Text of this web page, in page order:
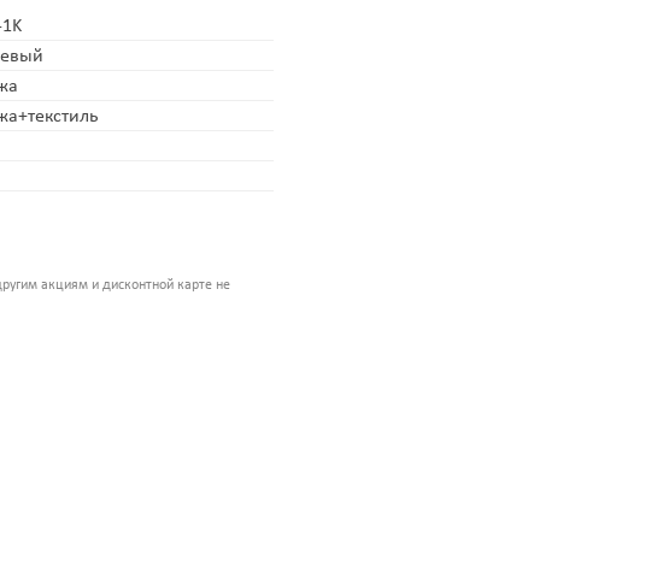
акциям и дисконтной карте не